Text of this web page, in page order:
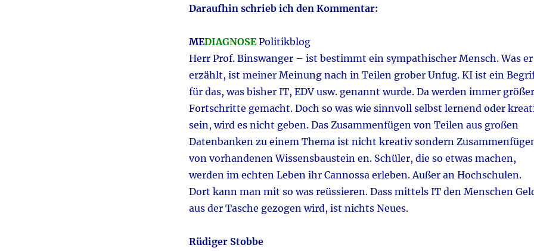
regeln.
Daraufhin schrieb ich den Kommentar:
MEDIAGNOSEPolitikblog
Herr Prof. Binswanger – ist bestimmt ein sympathischer Mensch. Was er
erzählt, ist meiner Meinung nach in Teilen grober Unfug. KI ist ein
für das, was bisher IT, EDV usw. genannt wurde. Da werden immer
Fortschritte gemacht. Doch so was wie sinnvoll selbst lernend oder
sein, wird es nicht geben. Das Zusammenfügen von Teilen aus großen
Datenbanken zu einem Thema ist nicht kreativ sondern
von vorhandenen Wissensbaustein en. Schüler, die so etwas machen,
werden im echten Leben ihr Cannossa erleben. Außer an Hochschulen.
Dort kann man mit so was reüssieren. Dass mittels IT den Menschen
aus der Tasche gezogen wird, ist nichts Neues.
Rüdiger Stobbe